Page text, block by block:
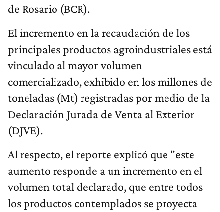
de Rosario (BCR).
El incremento en la recaudación de los
principales productos agroindustriales está
vinculado al mayor volumen
comercializado, exhibido en los millones de
toneladas (Mt) registradas por medio de la
Declaración Jurada de Venta al Exterior
(DJVE).
Al respecto, el reporte explicó que "este
aumento responde a un incremento en el
volumen total declarado, que entre todos
los productos contemplados se proyecta